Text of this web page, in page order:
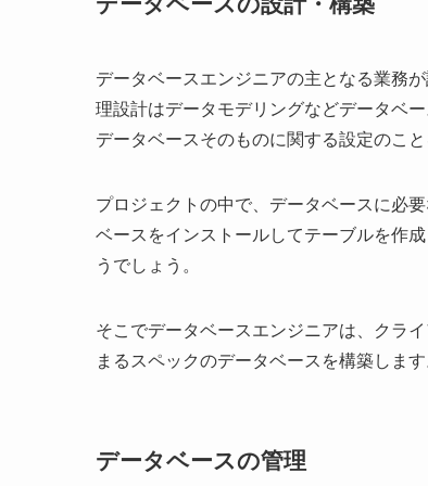
データベースエンジニアの主となる業務
理設計はデータモデリングなどデータベ
データベースそのものに関する設定のこと
プロジェクトの中で、データベースに必
ベースをインストールしてテーブルを作
うでしょう。
そこでデータベースエンジニアは、クラ
まるスペックのデータベースを構築します
データベースの管理